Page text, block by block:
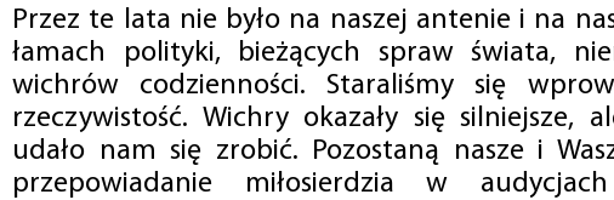
Przez te lata nie było na naszej antenie i na
łamach polityki, bieżących spraw świata,
wichrów codzienności. Staraliśmy się
rzeczywistość. Wichry okazały się silniejsze,
udało nam się zrobić. Pozostaną nasze i
przepowiadanie miłosierdzia w